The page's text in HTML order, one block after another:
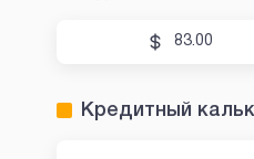
83.00
Кредитный